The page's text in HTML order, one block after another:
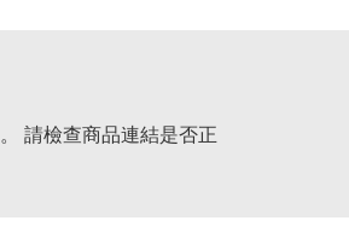
請檢查商品連結是否正